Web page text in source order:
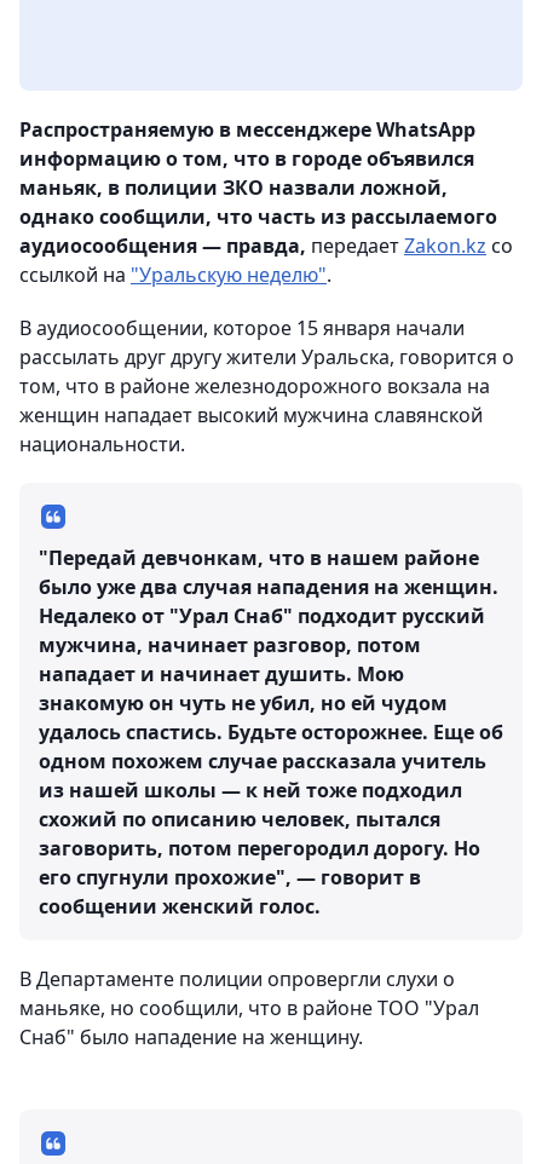
Распространяемую в мессенджере WhatsApp
информацию о том, что в городе объявился
маньяк, в полиции ЗКО назвали ложной,
однако сообщили, что часть из рассылаемого
аудиосообщения — правда, передаетZakon.kz со
ссылкой на "Уральскую неделю".
В аудиосообщении, которое 15 января начали
рассылать друг другу жители Уральска, говорится о
том, что в районе железнодорожного вокзала на
женщин нападает высокий мужчина славянской
национальности.
"Передай девчонкам, что в нашем районе
было уже два случая нападения на женщин.
Недалеко от "Урал Снаб" подходит русский
мужчина, начинает разговор, потом
нападает и начинает душить. Мою
знакомую он чуть не убил, но ей чудом
удалось спастись. Будьте осторожнее. Еще об
одном похожем случае рассказала учитель
из нашей школы — к ней тоже подходил
схожий по описанию человек, пытался
заговорить, потом перегородил дорогу. Но
его спугнули прохожие", — говорит в
сообщении женский голос.
В Департаменте полиции опровергли слухи о
маньяке, но сообщили, что в районе ТОО "Урал
Снаб" было нападение на женщину.